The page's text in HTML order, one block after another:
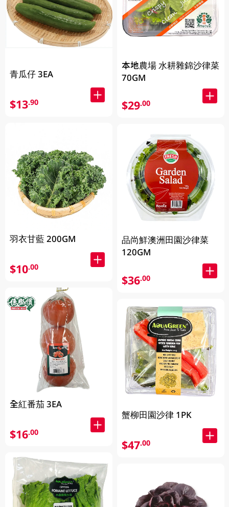
青瓜仔 3EA
$13.90
羽衣甘藍 200GM
$10.00
全紅番茄 3EA
$16.00
本地農場 水耕雜錦沙律菜
70GM
$29.00
品尚鮮澳洲田園沙律菜
120GM
$36.00
蟹柳田園沙律 1PK
$47.00